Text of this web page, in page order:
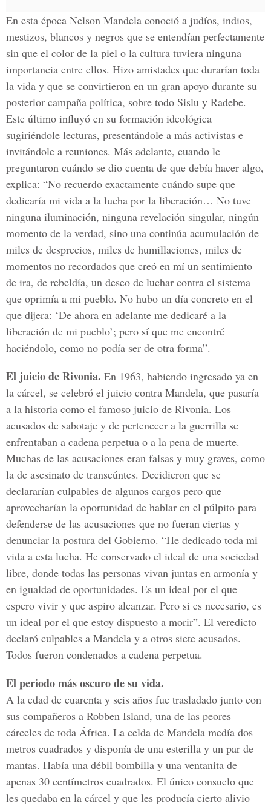
En esta época Nelson Mandela conoció a judíos, indios,
mestizos, blancos y negros que se entendían perfectamente
sin que el color de la piel o la cultura tuviera ninguna
importancia entre ellos. Hizo amistades que durarían toda
la vida y que se convirtieron en un gran apoyo durante su
posterior campaña política, sobre todo Sislu y Radebe.
Este último influyó en su formación ideológica
sugiriéndole lecturas, presentándole a más activistas e
invitándole a reuniones. Más adelante, cuando le
preguntaron cuándo se dio cuenta de que debía hacer algo,
explica: “No recuerdo exactamente cuándo supe que
dedicaría mi vida a la lucha por la liberación… No tuve
ninguna iluminación, ninguna revelación singular, ningún
momento de la verdad, sino una continúa acumulación de
miles de desprecios, miles de humillaciones, miles de
momentos no recordados que creó en mí un sentimiento
de ira, de rebeldía, un deseo de luchar contra el sistema
que oprimía a mi pueblo. No hubo un día concreto en el
que dijera: ‘De ahora en adelante me dedicaré a la
liberación de mi pueblo’; pero sí que me encontré
haciéndolo, como no podía ser de otra forma”.
El juicio de Rivonia. En 1963, habiendo ingresado ya en
la cárcel, se celebró el juicio contra Mandela, que pasaría
a la historia como el famoso juicio de Rivonia. Los
acusados de sabotaje y de pertenecer a la guerrilla se
enfrentaban a cadena perpetua o a la pena de muerte.
Muchas de las acusaciones eran falsas y muy graves, como
la de asesinato de transeúntes. Decidieron que se
declararían culpables de algunos cargos pero que
aprovecharían la oportunidad de hablar en el púlpito para
defenderse de las acusaciones que no fueran ciertas y
denunciar la postura del Gobierno. “He dedicado toda mi
vida a esta lucha. He conservado el ideal de una sociedad
libre, donde todas las personas vivan juntas en armonía y
en igualdad de oportunidades. Es un ideal por el que
espero vivir y que aspiro alcanzar. Pero si es necesario, es
un ideal por el que estoy dispuesto a morir”. El veredicto
declaró culpables a Mandela y a otros siete acusados.
Todos fueron condenados a cadena perpetua.
El periodo más oscuro de su vida.
A la edad de cuarenta y seis años fue trasladado junto con
sus compañeros a Robben Island, una de las peores
cárceles de toda África. La celda de Mandela medía dos
metros cuadrados y disponía de una esterilla y un par de
mantas. Había una débil bombilla y una ventanita de
apenas 30 centímetros cuadrados. El único consuelo que
les quedaba en la cárcel y que les producía cierto alivio